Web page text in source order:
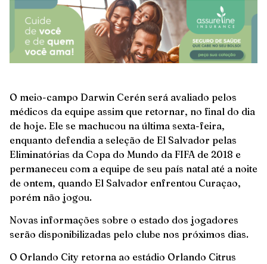
O meio-campo Darwin Cerén será avaliado pelos
médicos da equipe assim que retornar, no final do dia
de hoje. Ele se machucou na última sexta-feira,
enquanto defendia a seleção de El Salvador pelas
Eliminatórias da Copa do Mundo da FIFA de 2018 e
permaneceu com a equipe de seu país natal até a noite
de ontem, quando El Salvador enfrentou Curaçao,
porém não jogou.
Novas informações sobre o estado dos jogadores
serão disponibilizadas pelo clube nos próximos dias.
O Orlando City retorna ao estádio Orlando Citrus